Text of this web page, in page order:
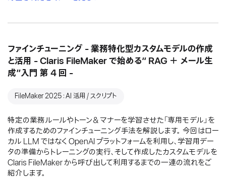
ファインチューニング - 業務特化型カスタムモデルの作成
と活用 - Claris FileMaker で始める“ RAG ＋ メール生
成”入門 第 4 回 -
FileMaker 2025：AI 活用 / スクリプト
特定の業務ルールやトーン＆マナーを学習させた「専用モデル」を
作成するためのファインチューニング手法を解説します。 今回はロー
カル LLM ではなく OpenAI プラットフォームを利用し、学習用デー
タの準備からトレーニングの実行、そして作成したカスタムモデルを
Claris FileMaker から呼び出して利用するまでの一連の流れをご
紹介します。